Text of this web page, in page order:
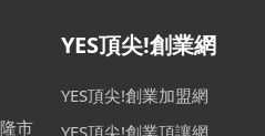
市
YES頂尖!創業網
YES頂尖!創業加盟網
YES頂尖!創業頂讓網